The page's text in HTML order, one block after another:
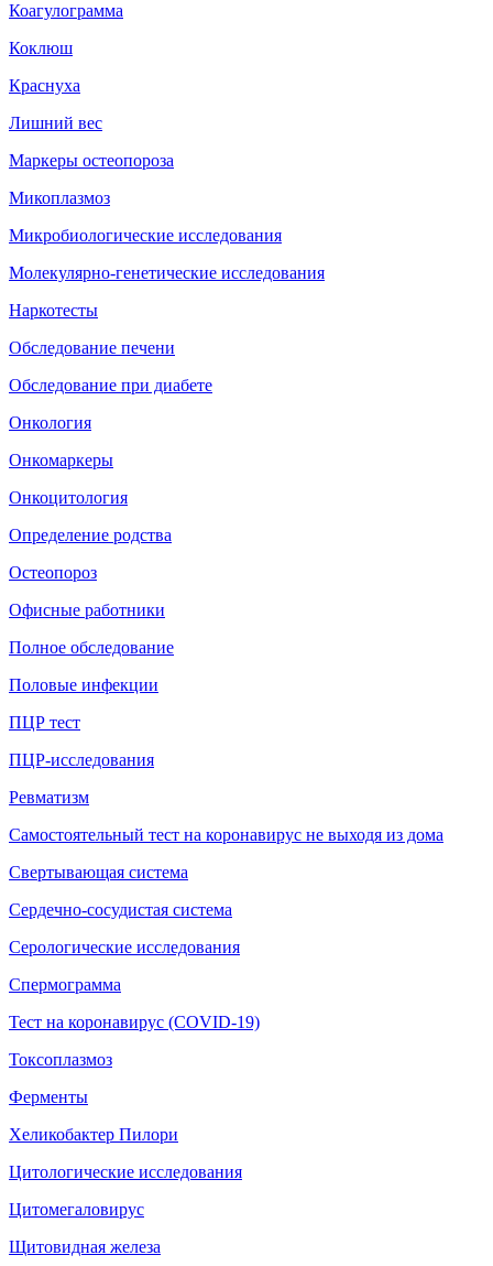
Коагулограмма
Коклюш
Краснуха
Лишний вес
Маркеры остеопороза
Микоплазмоз
Микробиологические исследования
Молекулярно-генетические исследования
Наркотесты
Обследование печени
Обследование при диабете
Онкология
Онкомаркеры
Онкоцитология
Определение родства
Остеопороз
Офисные работники
Полное обследование
Половые инфекции
ПЦР тест
ПЦР-исследования
Ревматизм
Самостоятельный тест на коронавирус не выходя из дома
Свертывающая система
Сердечно-сосудистая система
Серологические исследования
Спермограмма
Тест на коронавирус (COVID-19)
Токсоплазмоз
Ферменты
Хеликобактер Пилори
Цитологические исследования
Цитомегаловирус
Щитовидная железа